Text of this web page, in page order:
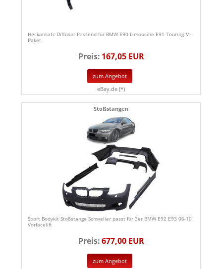
Heckansatz Diffusor Passend für BMW E90 Limousine E91 Touring M-
Paket
Preis: 167,05 EUR
zum Angebot
eBay.de (*)
Stoßstangen
Sport Bodykit Stoßstange Schweller passt für 3er BMW E92 E93 06-10
Vorfacelift
Preis:677,00 EUR
zum Angebot